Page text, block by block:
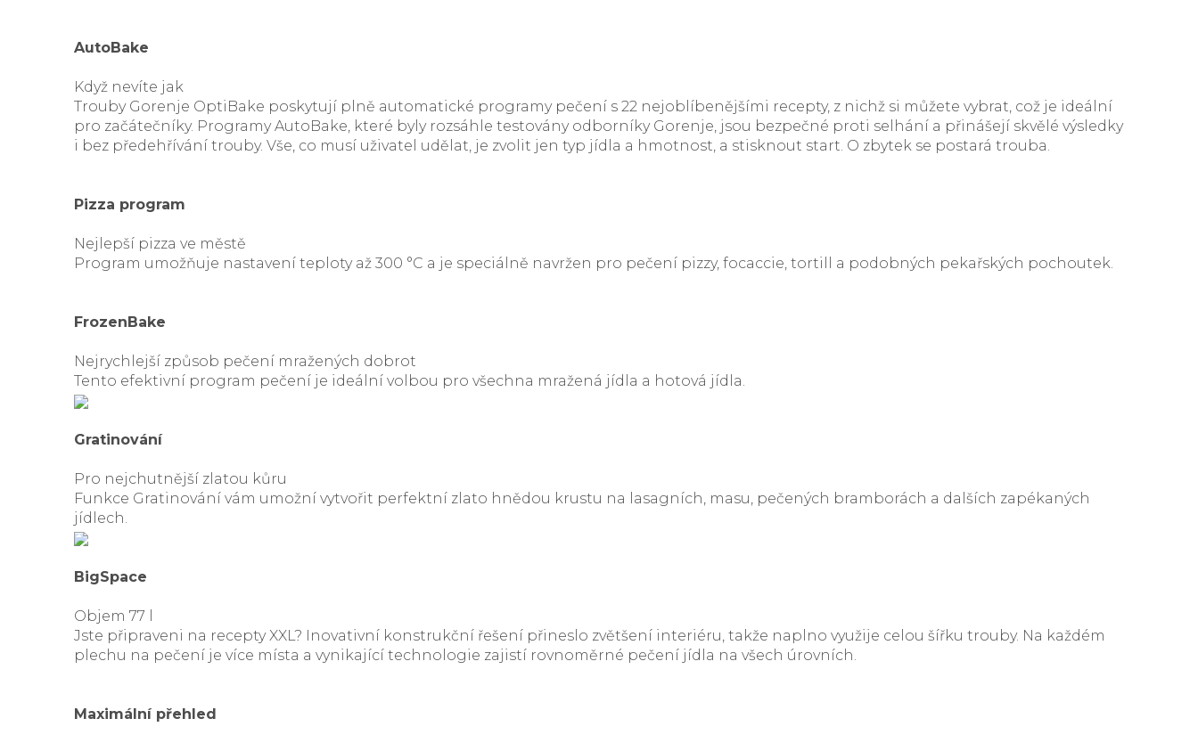
AutoBake
Když nevíte jak
Trouby Gorenje OptiBake poskytují plně automatické programy pečení s 22 nejoblíbenějšími recepty, z nichž si můžete vybrat, což je ideální
pro začátečníky. Programy AutoBake, které byly rozsáhle testovány odborníky Gorenje, jsou bezpečné proti selhání a přinášejí skvělé výsledky
i bez předehřívání trouby. Vše, co musí uživatel udělat, je zvolit jen typ jídla a hmotnost, a stisknout start. O zbytek se postará trouba.
Pizza program
Nejlepší pizza ve městě
Program umožňuje nastavení teploty až 300 °C a je speciálně navržen pro pečení pizzy, focaccie, tortill a podobných pekařských pochoutek.
FrozenBake
Nejrychlejší způsob pečení mražených dobrot
Tento efektivní program pečení je ideální volbou pro všechna mražená jídla a hotová jídla.
Gratinování
Pro nejchutnější zlatou kůru
Funkce Gratinování vám umožní vytvořit perfektní zlato hnědou krustu na lasagních, masu, pečených bramborách a dalších zapékaných
jídlech.
BigSpace
Objem 77 l
Jste připraveni na recepty XXL? Inovativní konstrukční řešení přineslo zvětšení interiéru, takže naplno využije celou šířku trouby. Na každém
plechu na pečení je více místa a vynikající technologie zajistí rovnoměrné pečení jídla na všech úrovních.
Maximální přehled